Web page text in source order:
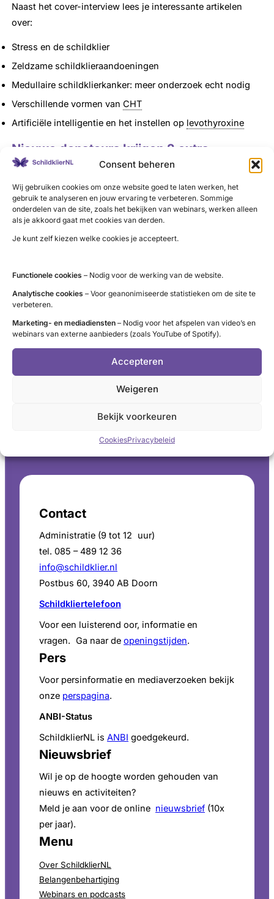
Consent beheren
Wij gebruiken cookies om onze website goed te laten werken, het
gebruik te analyseren en jouw ervaring te verbeteren. Sommige
onderdelen van de site, zoals het bekijken van webinars, werken alleen
als je akkoord gaat met cookies van derden.
Je kunt zelf kiezen welke cookies je accepteert.
Functionele cookies – Nodig voor de werking van de website.
Analytische cookies – Voor geanonimiseerde statistieken om de site te
verbeteren.
Marketing- en mediadiensten – Nodig voor het afspelen van video’s en
webinars van externe aanbieders (zoals YouTube of Spotify).
Accepteren
Weigeren
Bekijk voorkeuren
CookiesPrivacybeleid
Naast het cover-interview lees je interessante artikelen
over:
Stress en de schildklier
Zeldzame schildklieraandoeningen
Medullaire schildklierkanker: meer onderzoek echt nodig
Verschillende vormen vanCHT
Artificiële intelligentie en het instellen op levothyroxine
Nieuwe donateurs krijgen 2 extra
magazines
Schild bevat gemiddeld 30 pagina’s vol nieuws, tips en
achtergronden rond de schildklier en andere belangrijke
onderwerpen voor mensen met een schildklieraandoening.
Donateurs ontvangen het blad vier maal per jaar gratis;
Tip: Sommige zorgverzekeraars vergoeden het
Losse nummers van magazine Schild zijn te koop in
dewebshop.
Lees meer over donateur worden
YouTube
Instagram
Facebook
Contact
Administratie (9 tot 12 uur)
tel. 085 – 489 12 36
info@schildklier.nl
Postbus 60, 3940 AB Doorn
Schildkliertelefoon
Voor een luisterend oor, informatie en
vragen. Ga naar de openingstijden.
Pers
Voor persinformatie en mediaverzoeken bekijk
onze perspagina.
ANBI-Status
SchildklierNL is ANBI goedgekeurd.
Nieuwsbrief
Wil je op de hoogte worden gehouden van
nieuws en activiteiten?
Meld je aan voor de online nieuwsbrief (10x
per jaar).
Menu
Over SchildklierNL
Belangenbehartiging
Webinars en podcasts